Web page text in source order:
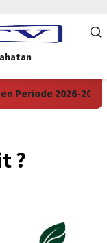
2026-2031
?